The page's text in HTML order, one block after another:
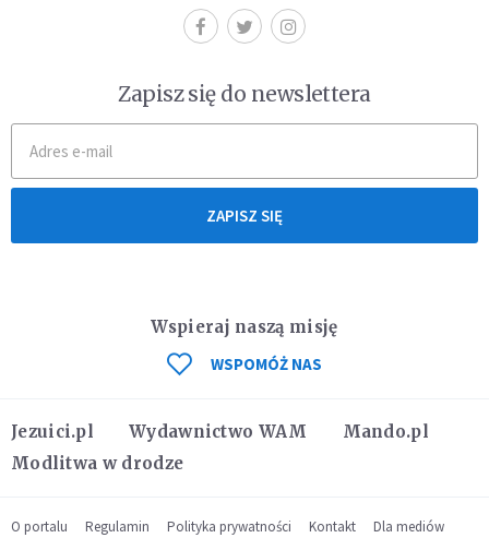
Zapisz się do newslettera
ZAPISZ SIĘ
Jezuici.pl Wydawnictwo WAM
Mando.pl
Modlitwa w drodze
Wspieraj naszą misję
WSPOMÓŻ NAS
O portalu Regulamin Polityka prywatności Kontakt
Dla mediów